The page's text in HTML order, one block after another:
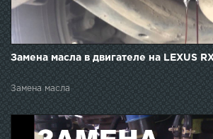
Замена масла в двигателе на LEXUS
Замена масла